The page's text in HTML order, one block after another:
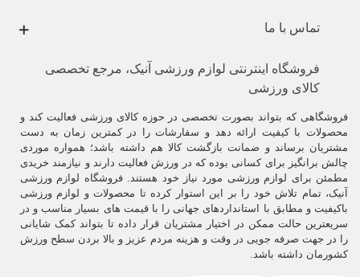
تماس با ما
فروشگاه اینترنتی لوازم ورزشی آنیک، مرجع تخصصی
کالای ورزشی
فروشگاهی که بتواند بصورت تخصصی در حوزه کالای ورزشی فعالیت کند و
محصولات با کیفیت ارائه دهد و سفارشات را در کمترین زمان به دست
مشتریان برساند و ضمانت بازگشت کالا هم داشته باشد؛ همواره موردی
چالش برانگیز برای کسانی بوده که در ورزش فعالیت دارند و نیازمند خریدی
مطمئن برای لوازم ورزشی مورد نیاز خود هستند. فروشگاه لوازم ورزشی
آنیک، تمام تلاش خود را بر این استوار کرده تا محصولات و لوازم ورزشی
باکیفیت و مطابق با استانداردهای جهانی را با قیمت های بسیار مناسب و در
سریعترین حالت ممکن در اختیار مشتریان قرار داده تا بتواند کمک شایانی
را در جهت صرفه جویی در وقت و هزینه مردم عزیز و بالا بردن سطح ورزش
کشورمان داشته باشد.